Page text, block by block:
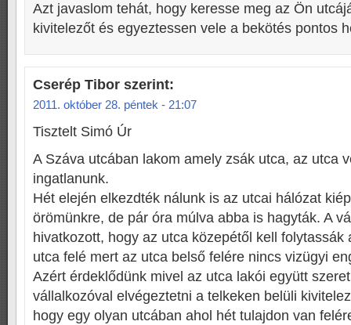
Azt javaslom tehát, hogy keresse meg az Ön
kivitelezőt és egyeztessen vele a bekötés pontos
Cserép Tibor szerint:
2011. október 28. péntek - 21:07
Tisztelt Simó Úr
A Száva utcában lakom amely zsák utca, az utca
ingatlanunk.
Hét elején elkezdték nálunk is az utcai hálózat
örömünkre, de pár óra múlva abba is hagyták. A
hivatkozott, hogy az utca közepétől kell folytassák
utca felé mert az utca belső felére nincs vizügyi
Azért érdeklődünk mivel az utca lakói együtt
vállalkozóval elvégeztetni a telkeken belüli
hogy egy olyan utcában ahol hét tulajdon van